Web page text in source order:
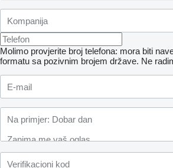
Molimo provjerite broj telefona: mora biti
formatu sa pozivnim brojem države. Ne